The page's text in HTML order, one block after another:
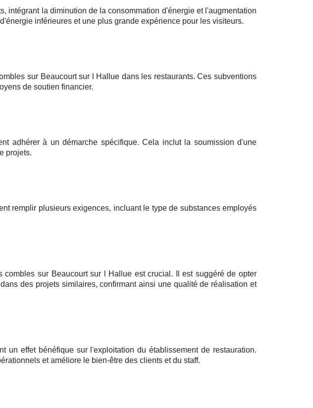
intégrant la diminution de la consommation d'énergie et l'augmentation
inférieures et une plus grande expérience pour les visiteurs.
sur Beaucourt sur l Hallue dans les restaurants. Ces subventions
de soutien financier.
adhérer à un démarche spécifique. Cela inclut la soumission d'une
projets.
remplir plusieurs exigences, incluant le type de substances employés
sur Beaucourt sur l Hallue est crucial. Il est suggéré de opter
des projets similaires, confirmant ainsi une qualité de réalisation et
un effet bénéfique sur l'exploitation du établissement de restauration.
et améliore le bien-être des clients et du staff.